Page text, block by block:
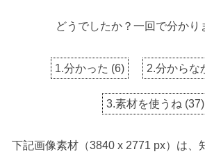
どうでしたか？一回で分かり
1.分かった (6) 2.分からな
3.素材を使うね (37)
下記画像素材（3840 x 2771 px）は、